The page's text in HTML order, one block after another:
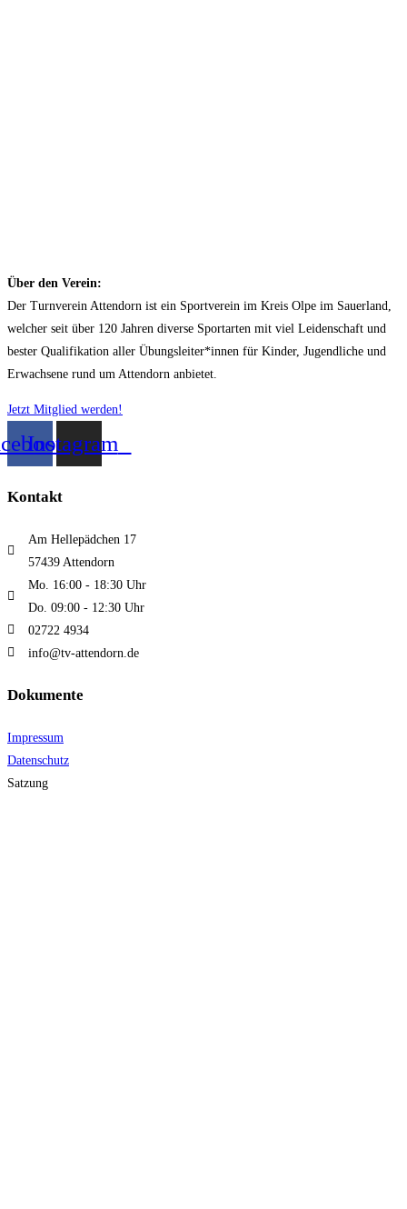
Über den Verein:
Der Turnverein Attendorn ist ein Sportverein im Kreis Olpe im Sauerland,
welcher seit über 120 Jahren diverse Sportarten mit viel Leidenschaft und
bester Qualifikation aller Übungsleiter*innen für Kinder, Jugendliche und
Erwachsene rund um Attendorn anbietet.
Jetzt Mitglied werden!
Instagram
Kontakt
Am Hellepädchen 17
57439 Attendorn
Mo. 16:00 - 18:30 Uhr
Do. 09:00 - 12:30 Uhr
02722 4934
info@tv-attendorn.de
Dokumente
Impressum
Datenschutz
Satzung